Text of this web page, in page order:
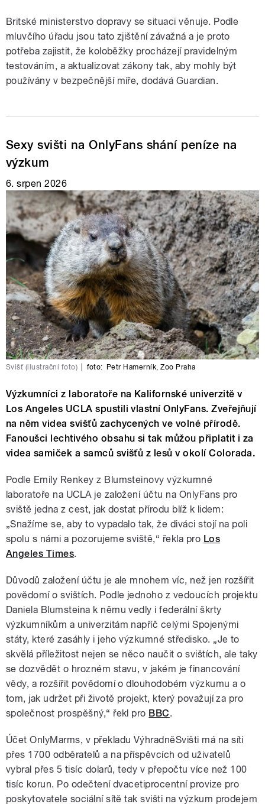
Britské ministerstvo dopravy se situaci věnuje. Podle
mluvčího úřadu jsou tato zjištění závažná a je proto
potřeba zajistit, že koloběžky procházejí pravidelným
testováním, a aktualizovat zákony tak, aby mohly být
používány v bezpečnější míře, dodává Guardian.
Sexy svišti na OnlyFans shání peníze na
výzkum
6. srpen 2026
Svišť (ilustrační foto) foto: Petr Hamerník ,Zoo Praha
Výzkumníci z laboratoře na Kalifornské univerzitě v
Los Angeles UCLA spustili vlastní OnlyFans. Zveřejňují
na něm videa svišťů zachycených ve volné přírodě.
Fanoušci lechtivého obsahu si tak můžou připlatit i za
videa samiček a samců svišťů z lesů v okolí Colorada.
Podle Emily Renkey z Blumsteinovy výzkumné
laboratoře na UCLA je založení účtu na OnlyFans pro
sviště jedna z cest, jak dostat přírodu blíž k lidem:
„Snažíme se, aby to vypadalo tak, že diváci stojí na poli
spolu s námi a pozorujeme sviště,“ řekla pro Los
Angeles Times.
Důvodů založení účtu je ale mnohem víc, než jen rozšířit
povědomí o svištích. Podle jednoho z vedoucích projektu
Daniela Blumsteina k němu vedly i federální škrty
výzkumníkům a univerzitám napříč celými Spojenými
státy, které zasáhly i jeho výzkumné středisko. „Je to
skvělá příležitost nejen se něco naučit o svištích, ale taky
se dozvědět o hrozném stavu, v jakém je financování
vědy, a rozšířit povědomí o dlouhodobém výzkumu a o
tom, jak udržet při životě projekt, který považují za pro
společnost prospěšný,“ řekl pro BBC.
Účet OnlyMarms, v překladu VýhradněSvišti má na síti
přes 1700 odběratelů a na příspěvcích od uživatelů
vybral přes 5 tisíc dolarů, tedy v přepočtu více než 100
tisíc korun. Po odečtení dvacetiprocentní provize pro
poskytovatele sociální sítě tak svišti na výzkum prodejem